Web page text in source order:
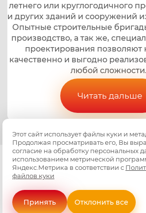
летнего или круглогодичного
и других зданий и сооружений
Опытные строительные
производство, а так же,
проектирования позволяют
качественно и выгодно
любой сложности.
Читать дальше
Copyright © 2019 -
Политика
Создание сайтаМегагрупп
Этот сайт использует файлы куки и
Продолжая просматривать его, Вы
согласие на обработку персональных
использованием метрической
Яндекс.Метрика в соответствии с
файлов куки
Принять Отклонить все